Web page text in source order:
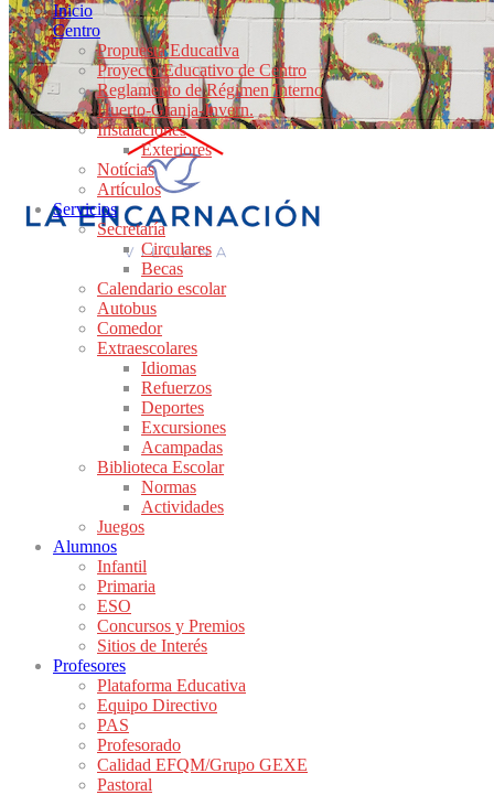
Inicio
Centro
Propuesta Educativa
Proyecto Educativo de Centro
Reglamento de Régimen Interno
Huerto-Granja-Invern.
Instalaciones
Exteriores
Notícias
Artículos
Servicios
Secretaría
Circulares
Becas
Calendario escolar
Autobus
Comedor
Extraescolares
Idiomas
Refuerzos
Deportes
Excursiones
Acampadas
Biblioteca Escolar
Normas
Actividades
Juegos
Alumnos
Infantil
Primaria
ESO
Concursos y Premios
Sitios de Interés
Profesores
Plataforma Educativa
Equipo Directivo
PAS
Profesorado
Calidad EFQM/Grupo GEXE
Pastoral